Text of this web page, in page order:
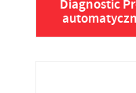
Diagnostic